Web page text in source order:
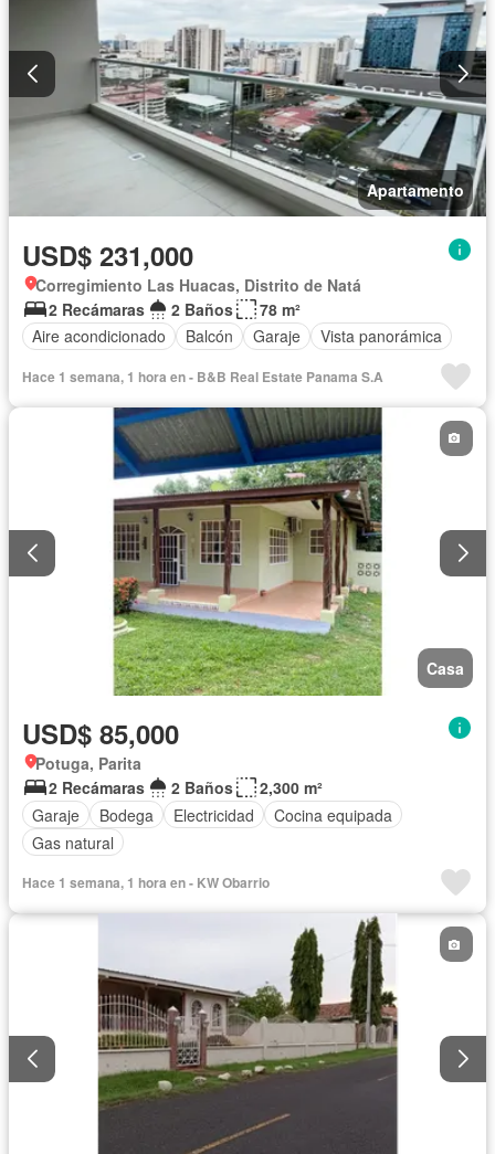
Apartamento
USD$ 231,000
Corregimiento Las Huacas, Distrito de Natá
2 Recámaras
2 Baños
78 m²
Aire acondicionado
Balcón Garaje Vista panorámica
Hace 1 semana, 1 hora en - B&B Real Estate Panama S.A
Casa
USD$ 85,000
Potuga, Parita
2 Recámaras
2 Baños
2,300 m²
Garaje
Bodega Electricidad
Cocina equipada
Gas natural
Hace 1 semana, 1 hora en - KW Obarrio